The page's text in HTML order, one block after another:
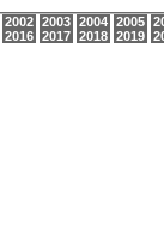
2002 2003 2004 2005
2016 2017 2018 2019